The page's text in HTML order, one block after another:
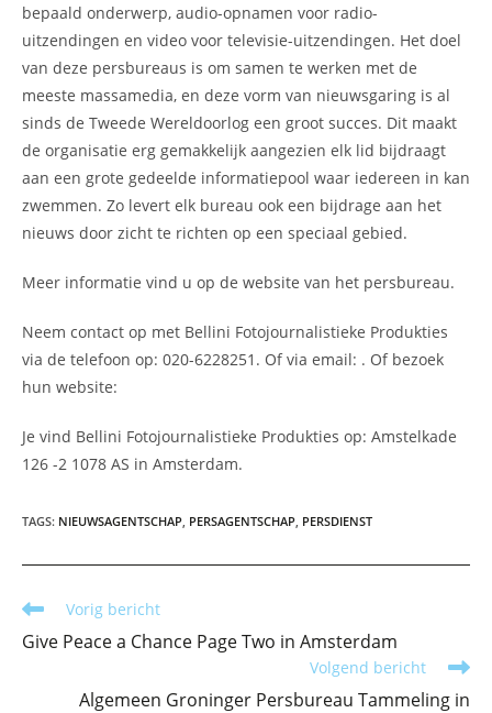
bepaald onderwerp, audio-opnamen voor radio-
uitzendingen en video voor televisie-uitzendingen. Het doel
van deze persbureaus is om samen te werken met de
meeste massamedia, en deze vorm van nieuwsgaring is al
sinds de Tweede Wereldoorlog een groot succes. Dit maakt
de organisatie erg gemakkelijk aangezien elk lid bijdraagt
aan een grote gedeelde informatiepool waar iedereen in kan
zwemmen. Zo levert elk bureau ook een bijdrage aan het
nieuws door zicht te richten op een speciaal gebied.
Meer informatie vind u op de website van het persbureau.
Neem contact op met Bellini Fotojournalistieke Produkties
via de telefoon op: 020-6228251. Of via email: . Of bezoek
hun website:
Je vind Bellini Fotojournalistieke Produkties op: Amstelkade
126 -2 1078 AS in Amsterdam.
TAGS: NIEUWSAGENTSCHAP PERSAGENTSCHAP PERSDIENST
Lees
artikelen
Vorig bericht
Give Peace a Chance Page Two in Amsterdam
Volgend bericht
Algemeen Groninger Persbureau Tammeling in